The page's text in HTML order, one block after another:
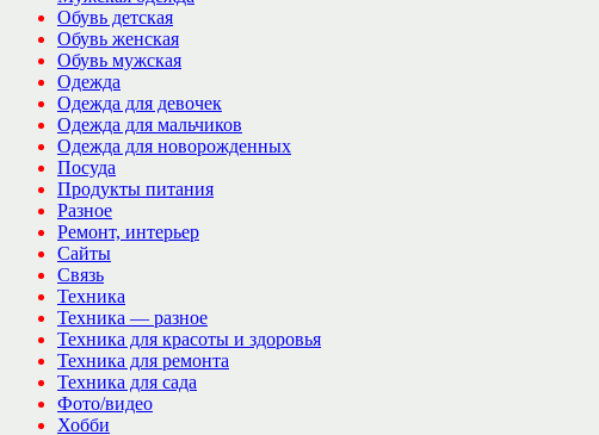
Обувь детская
Обувь женская
Обувь мужская
Одежда
Одежда для девочек
Одежда для мальчиков
Одежда для новорожденных
Посуда
Продукты питания
Разное
Ремонт, интерьер
Сайты
Связь
Техника
Техника — разное
Техника для красоты и здоровья
Техника для ремонта
Техника для сада
Фото/видео
Хобби